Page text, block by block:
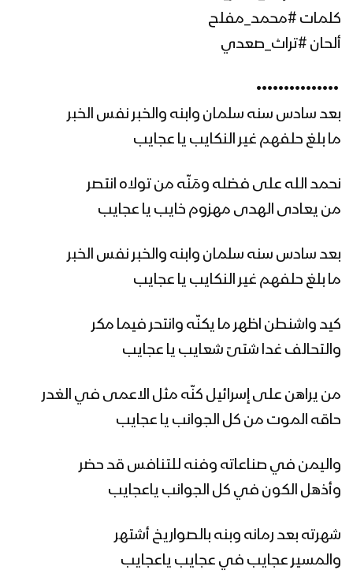
أحباب الله | فرقة أنصار الله – 1443هـ
مونتاج نشيد نور الشهادة | فرقة أنصار الله
1443هـ
1443هـ
كليب لك الحمد يا رباه | فرقة أنصار الله –
الرضوان | فرقة الإمام زيد | 1443هـ
كلمات #محمد_مفلح
ألحان #تراث_صعدي
‏ •••••••••••••••
بعد سادس سنه سلمان وابنه والخبر نفس الخبر
ما بلغ حلفهم غير النكايب يا عجايب
نحمد الله على فضله ومَنّه من تولاه انتصر
من يعادى الهدى مهزوم خايب يا عجايب
بعد سادس سنه سلمان وابنه والخبر نفس الخبر
ما بلغ حلفهم غير النكايب يا عجايب
كيد واشنطن اظهر ما يكنّه وانتحر فيما مكر
والتحالف غدا شتىً شعايب يا عجايب
من يراهن على إسرائيل كنّه مثل الاعمى في الغدر
حاقه الموت من كل الجوانب يا عجايب
واليمن في صناعاته وفنه للتنافس قد حضر
وأذهل الكون في كل الجوانب ياعجايب
شهرته بعد رمانه وبنه بالصواريخ أشتهر
والمسير عجايب في عجايب ياعجايب